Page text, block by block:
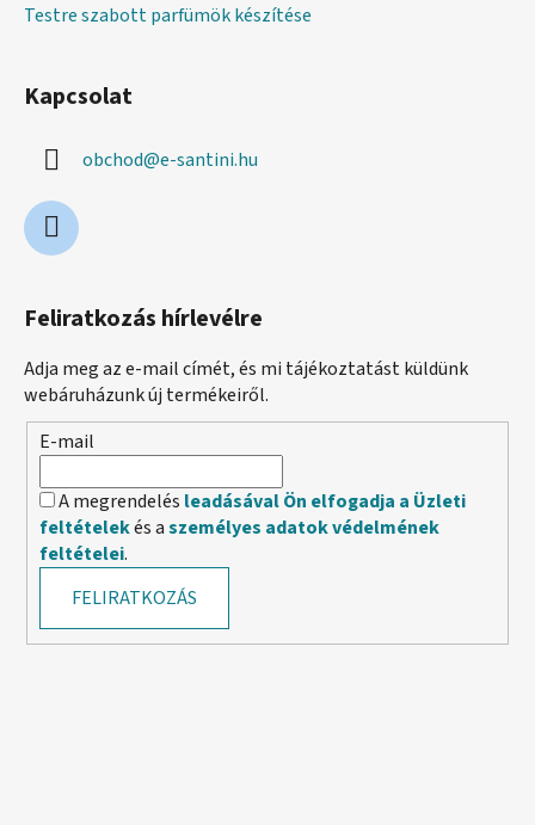
Testre szabott parfümök készítése
Kapcsolat
obchod@e-santini.hu
Feliratkozás hírlevélre
Adja meg az e-mail címét, és mi tájékoztatást küldünk
webáruházunk új termékeiről.
E-mail
A megrendelés leadásával Ön elfogadja a Üzleti
feltételekés aszemélyes adatok védelmének
feltételei.
FELIRATKOZÁS